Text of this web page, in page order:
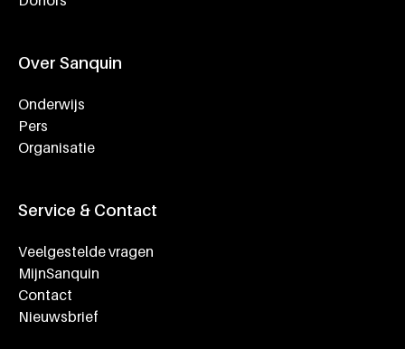
Over Sanquin
Onderwijs
Pers
Organisatie
Service & Contact
Veelgestelde vragen
MijnSanquin
Contact
Nieuwsbrief